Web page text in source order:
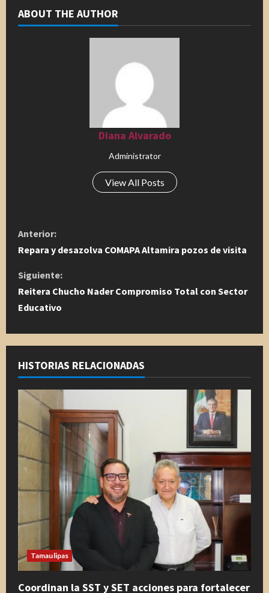
ABOUT THE AUTHOR
Diana Alvarado
Administrator
View All Posts
S
i
g
u
e
e
e
n
d
o
Anterior:
Repara y desazolva COMAPA Altamira pozos de visita
Siguiente:
Reitera Chucho Nader Compromiso Total con Sector
Educativo
HISTORIAS RELACIONADAS
Tamaulipas
Coordinan la SST y SET acciones para fortalecer